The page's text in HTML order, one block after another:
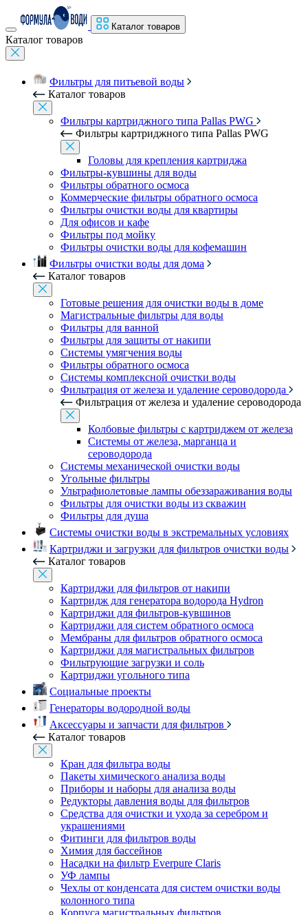
Каталог товаров
Каталог товаров
Фильтры для питьевой воды
Каталог товаров
Фильтры картриджного типа Pallas PWG
Фильтры картриджного типа Pallas PWG
Головы для крепления картриджа
Фильтры-кувшины для воды
Фильтры обратного осмоса
Коммерческие фильтры обратного осмоса
Фильтры очистки воды для квартиры
Для офисов и кафе
Фильтры под мойку
Фильтры очистки воды для кофемашин
Фильтры очистки воды для дома
Каталог товаров
Готовые решения для очистки воды в доме
Магистральные фильтры для воды
Фильтры для ванной
Фильтры для защиты от накипи
Системы умягчения воды
Фильтры обратного осмоса
Системы комплексной очистки воды
Фильтрация от железа и удаление сероводорода
Фильтрация от железа и удаление сероводорода
Колбовые фильтры с картриджем от железа
Системы от железа, марганца и
сероводорода
Системы механической очистки воды
Угольные фильтры
Ультрафиолетовые лампы обеззараживания воды
Фильтры для очистки воды из скважин
Фильтры для душа
Системы очистки воды в экстремальных условиях
Картриджи и загрузки для фильтров очистки воды
Каталог товаров
Картриджи для фильтров от накипи
Картридж для генератора водорода Hydron
Картриджи для фильтров-кувшинов
Картриджи для систем обратного осмоса
Мембраны для фильтров обратного осмоса
Картриджи для магистральных фильтров
Фильтрующие загрузки и соль
Картриджи угольного типа
Социальные проекты
Генераторы водородной воды
Аксессуары и запчасти для фильтров
Каталог товаров
Кран для фильтра воды
Пакеты химического анализа воды
Приборы и наборы для анализа воды
Редукторы давления воды для фильтров
Средства для очистки и ухода за серебром и
украшениями
Фитинги для фильтров воды
Химия для бассейнов
Насадки на фильтр Everpure Claris
УФ лампы
Чехлы от конденсата для систем очистки воды
колонного типа
Корпуса магистральных фильтров